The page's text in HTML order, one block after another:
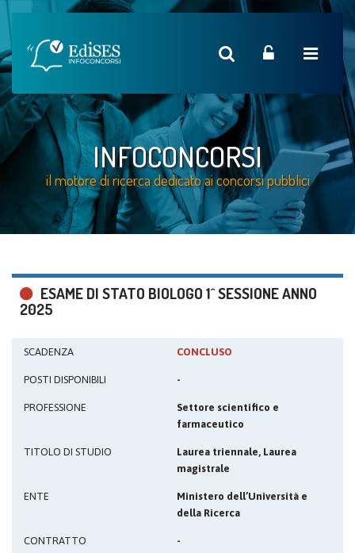
INFOCONCORSI
il motore di ricerca dedicato ai concorsi pubblici
ESAME DI STATO BIOLOGO 1^ SESSIONE ANNO
2025
SCADENZA CONCLUSO
POSTI DISPONIBILI -
PROFESSIONE
Settore scientifico e
farmaceutico
TITOLO DI STUDIO
Laurea triennale, Laurea
magistrale
ENTE
Ministero dell’Università e
della Ricerca
CONTRATTO -